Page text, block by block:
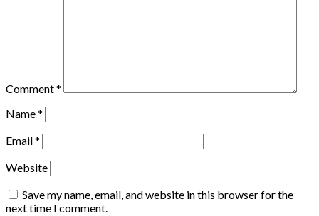
Comment*
Name*
Email*
Website
Save my name, email, and website in this browser for the
next time I comment.